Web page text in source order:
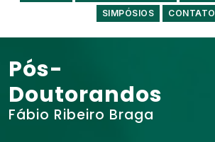
SIMPÓSIOS
CONTATO
Pós-
Doutorandos
Fábio Ribeiro Braga